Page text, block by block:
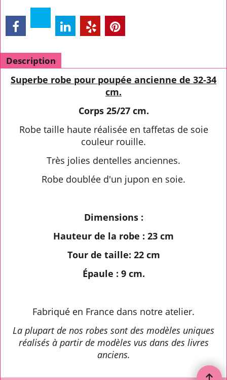
Description
Superbe robe pour poupée ancienne de 32-34
cm.
Corps 25/27 cm.
Robe taille haute réalisée en taffetas de soie
couleur rouille.
Très jolies dentelles anciennes.
Robe doublée d'un jupon en soie.
Dimensions :
Hauteur de la robe : 23 cm
Tour de taille: 22 cm
Épaule : 9 cm.
Fabriqué en France dans notre atelier.
La plupart de nos robes sont des modèles uniques
réalisés à partir de modèles vus dans des livres
anciens.